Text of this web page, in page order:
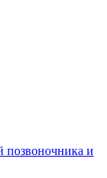
позвоночника и